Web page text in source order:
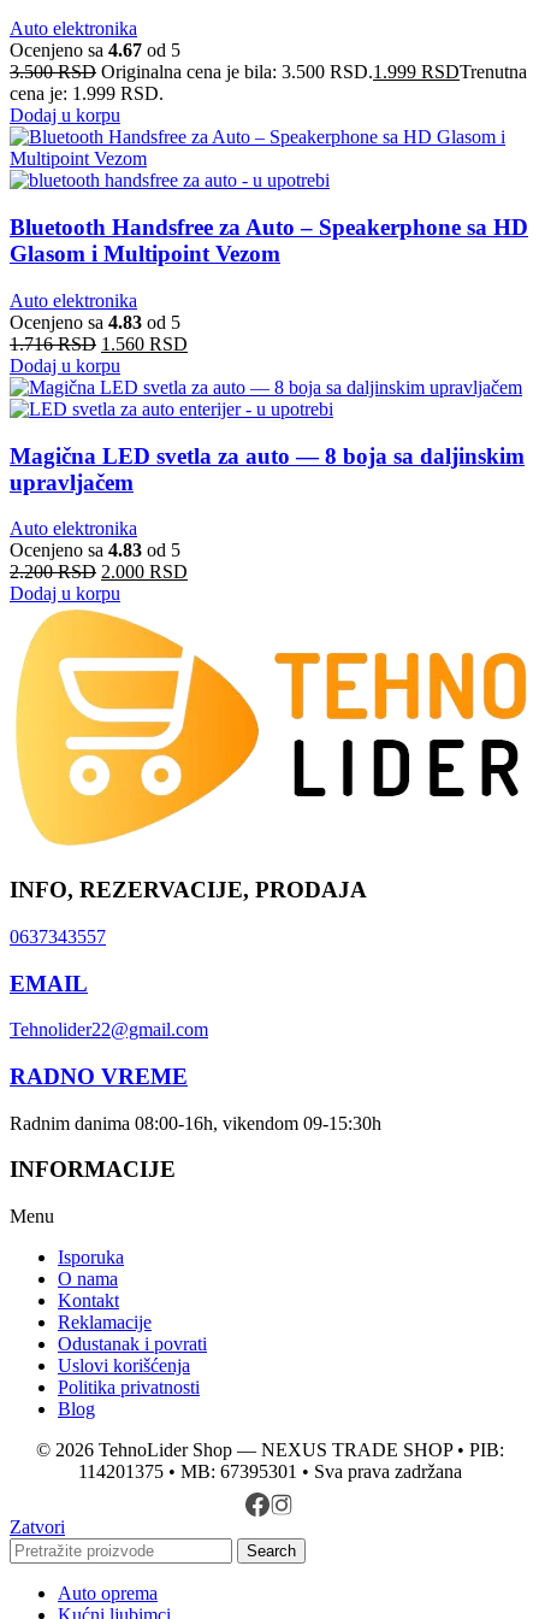
Auto elektronika
Ocenjeno sa 4.67 od 5
3.500RSD Originalna cena je bila: 3.500 RSD.1.999 RSDTrenutna
cena je: 1.999 RSD.
Dodaj u korpu
Bluetooth Handsfree za Auto – Speakerphone sa HD
Glasom i Multipoint Vezom
Auto elektronika
Ocenjeno sa 4.83 od 5
1.716RSD 1.560 RSD
Dodaj u korpu
Magična LED svetla za auto — 8 boja sa daljinskim
upravljačem
Auto elektronika
Ocenjeno sa 4.83 od 5
2.200RSD 2.000 RSD
Dodaj u korpu
INFO, REZERVACIJE, PRODAJA
0637343557
EMAIL
Tehnolider22@gmail.com
RADNO VREME
Radnim danima 08:00-16h, vikendom 09-15:30h
INFORMACIJE
Menu
Isporuka
O nama
Kontakt
Reklamacije
Odustanak i povrati
Uslovi korišćenja
Politika privatnosti
Blog
© 2026 TehnoLider Shop — NEXUS TRADE SHOP • PIB:
114201375 • MB: 67395301 • Sva prava zadržana
Zatvori
Search
Auto oprema
Kućni ljubimci